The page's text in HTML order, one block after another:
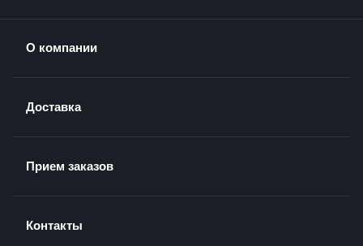
О компании
Доставка
Прием заказов
Контакты